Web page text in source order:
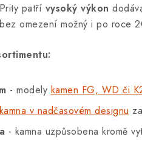
patří vysoký výkon
omezení možný i po roce
- modely kamen FG, WD či
kamna v nadčasovém designu
- kamna uzpůsobena kromě